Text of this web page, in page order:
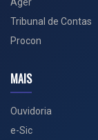
Tribunal de Contas
Procon
MAIS
Ouvidoria
e-Sic